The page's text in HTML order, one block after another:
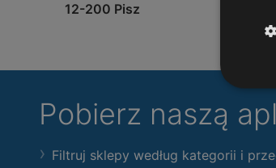
12-200 Pisz
Pobierz naszą
Filtruj sklepy według kategorii i